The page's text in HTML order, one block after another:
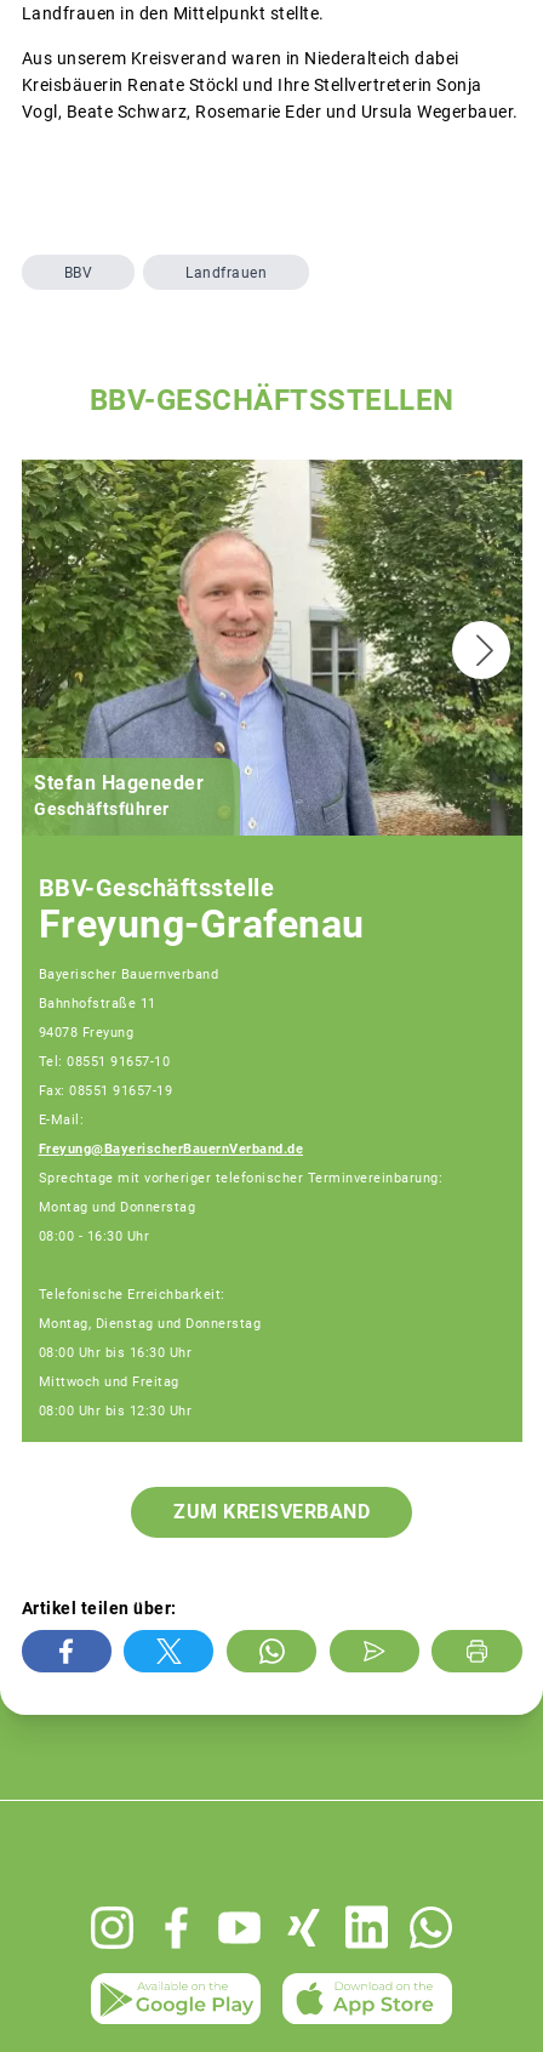
Landfrauen in den Mittelpunkt stellte.
Aus unserem Kreisverand waren in Niederalteich dabei
Kreisbäuerin Renate Stöckl und Ihre Stellvertreterin Sonja
Vogl, Beate Schwarz, Rosemarie Eder und Ursula Wegerbauer.
BBV Landfrauen
BBV-GESCHÄFTSSTELLEN
Stefan Hageneder
Geschäftsführer
BBV-Geschäftsstelle
Freyung-Grafenau
Bayerischer Bauernverband
Bahnhofstraße 11
94078 Freyung
Tel: 08551 91657-10
Fax: 08551 91657-19
E-Mail:
Freyung@BayerischerBauernVerband.de
Sprechtage mit vorheriger telefonischer Terminvereinbarung:
Montag und Donnerstag
08:00 - 16:30 Uhr
Telefonische Erreichbarkeit:
Montag, Dienstag und Donnerstag
08:00 Uhr bis 16:30 Uhr
Mittwoch und Freitag
08:00 Uhr bis 12:30 Uhr
ZUM KREISVERBAND
Artikel teilen über: